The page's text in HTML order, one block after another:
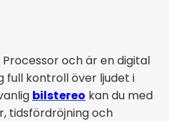
Processor och är en digital
full kontroll över ljudet i
bilstereo kan du med
tidsfördröjning och